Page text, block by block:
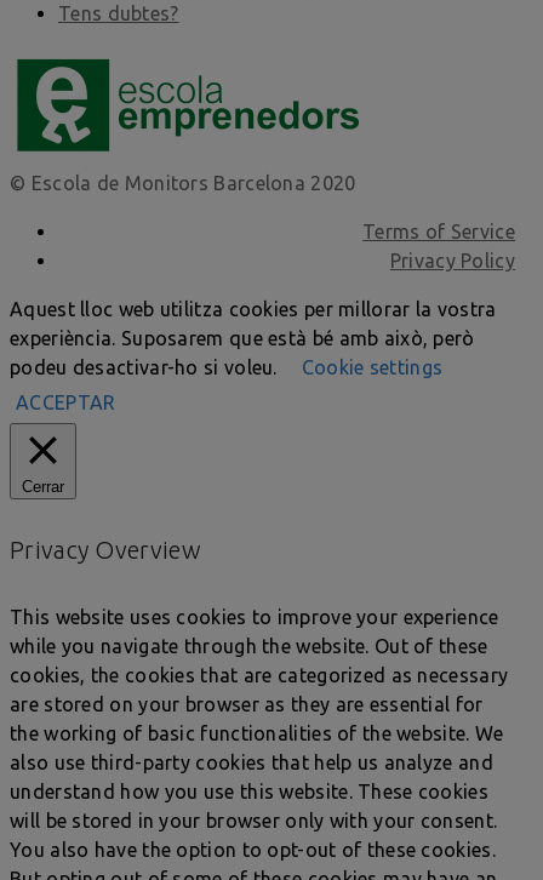
Tens dubtes?
© Escola de Monitors Barcelona 2020
Terms of Service
Privacy Policy
Aquest lloc web utilitza cookies per millorar la vostra
experiència. Suposarem que està bé amb això, però
podeu desactivar-ho si voleu.
Cookie settings
ACCEPTAR
Cerrar
Privacy Overview
This website uses cookies to improve your experience
while you navigate through the website. Out of these
cookies, the cookies that are categorized as necessary
are stored on your browser as they are essential for
the working of basic functionalities of the website. We
also use third-party cookies that help us analyze and
understand how you use this website. These cookies
will be stored in your browser only with your consent.
You also have the option to opt-out of these cookies.